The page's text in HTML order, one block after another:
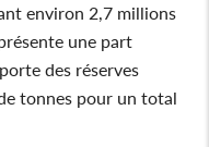
environ 2,7 millions
une part
des réserves
tonnes pour un total